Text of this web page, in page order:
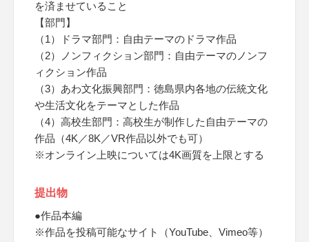
を済ませていること
【部門】
（1）ドラマ部門：自由テーマのドラマ作品
（2）ノンフィクション部門：自由テーマのノンフ
ィクション作品
（3）あわ文化振興部門：徳島県内各地の伝統文化
や生活文化をテーマとした作品
（4）高校生部門：高校生が制作した自由テーマの
作品（4K／8K／VR作品以外でも可）
※オンライン上映については4K画質を上限とする
提出物
●作品本編
※作品を投稿可能なサイト（YouTube、Vimeo等）